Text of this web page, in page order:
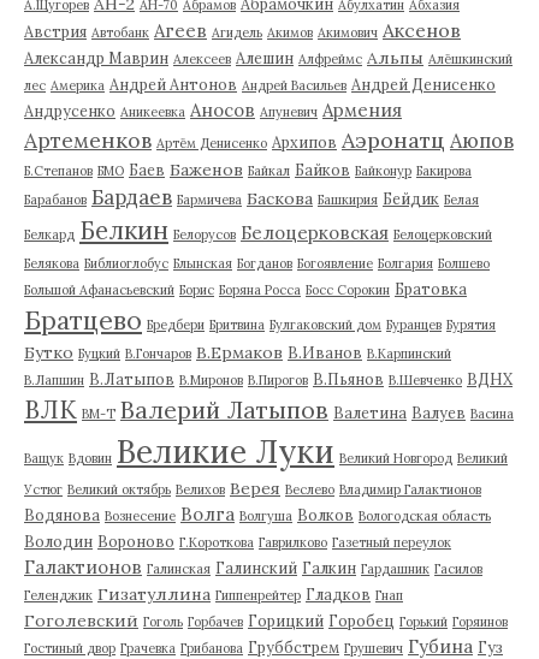
А.Щугорев
АН-70 Абрамов Абулхатин Абхазия
Австрия Автобанк Агеев Агидель Акимов Акимович Аксенов
Александр Маврин Алексеев Алешин Алфреймс Альпы Алёшкинский
лес Америка Андрей Антонов Андрей Васильев Андрей Денисенко
Андрусенко Аникеевка Аносов Апуневич Армения
Артеменков Артём Денисенко Архипов Аэронатц Аюпов
Б.Степанов БМО Баев Баженов Байкал Байков Байконур Бакирова
Барабанов Бардаев Бармичева Баскова Башкирия Бейдик Белая
Белкард Белкин Белорусов Белоцерковская Белоцерковский
Белякова Библиоглобус Блынская Богданов Богоявление Болгария Болшево
Большой Афанасьевский Борис Боряна Росса Босс Сорокин Братовка
Братцево Бредбери Бритвина Булгаковский дом Буранцев Бурятия
Бутко Буцкий В.Гончаров В.Ермаков В.Иванов В.Карпинский
В.Лапшин В.Латыпов В.Миронов В.Пирогов В.Пьянов В.Шевченко ВДНХ
ВЛК ВМ-Т Валерий Латыпов Валетина Валуев Васина
Ващук Вдовин Великие Луки Великий Новгород Великий
Устюг Великий октябрь Велихов Верея Веслево Владимир Галактионов
Водянова Вознесение Волга Волгуша Волков Вологодская область
Володин Вороново Г.Короткова Гаврилково Газетный переулок
Галактионов Галинская Галинский Галкин Гардашник Гасилов
Геленджик Гизатуллина Гиппенрейтер Гладков Гнап
Гоголевский Гоголь Горбачев Горицкий Горобец Горький Горяинов
Гостиный двор Грачевка Грибанова Груббстрем Грушевич Губина Гуз